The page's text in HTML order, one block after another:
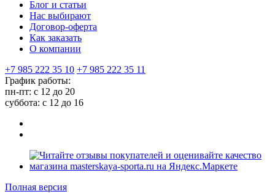
Блог и статьи
Нас выбирают
Договор-оферта
Как заказать
О компании
+7 985 222 35 10 +7 985 222 35 11
График работы:
пн-пт: с 12 до 20
суббота: c 12 до 16
Полная версия